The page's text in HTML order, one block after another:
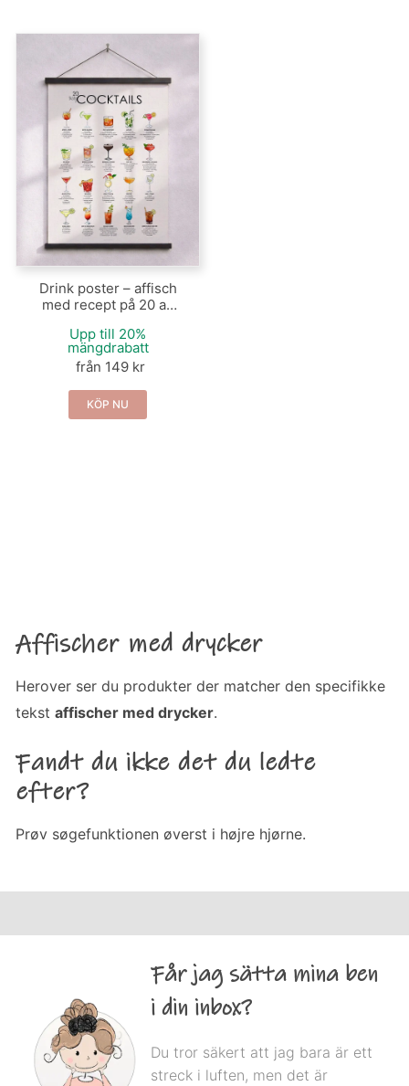
Drink poster – affisch
med recept på 20 av
mumsiga!) cocktails
Upp till 20%
mängdrabatt
från 149 kr
KÖP NU
Affischer med drycker
Herover ser du produkter der matcher den specifikke
tekstaffischer med drycker.
Fandt du ikke det du ledte
efter?
Prøv søgefunktionen øverst i højre hjørne.
Får jag sätta mina ben
i din inbox?
Du tror säkert att jag bara är ett
streck i luften, men det är